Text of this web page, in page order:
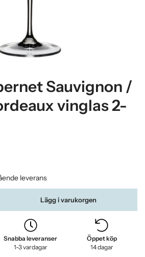
Sauvignon /
vinglas 2-
leverans
Lägg i varukorgen
Snabba leveranser
1-3 vardagar
Öppet köp
14 dagar